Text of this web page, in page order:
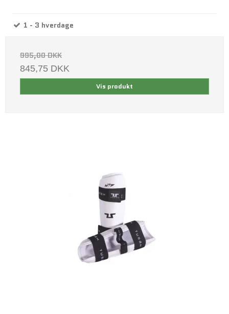
1 - 3 hverdage
995,00 DKK
845,75 DKK
Vis produkt